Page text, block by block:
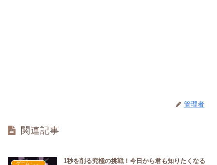
管理者
関連記事
1秒を削る究極の挑戦！今日から君も知りたくなる